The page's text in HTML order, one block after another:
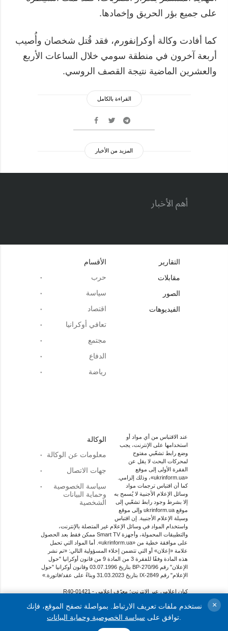
على جميع بؤر الحريق وإخمادها.
كما أفادت وكالة أوكرإنفورم، فقد قُتل شخصان وأُصيب
أربعة آخرون في منطقة سومي خلال الساعات الأربع
والعشرين الماضية نتيجة القصف الروسي.
القراءة بالكامل
المزيد من الأخبار
أهم الأخبار
الأقسام
حرب
سياسة
اقتصاد
تعافي أوكرانيا
مجتمع
الدفاع
رياضة
الوكالة
معلومات عن الوكالة
جهات الاتصال
سياسة الخصوصية
وحماية البيانات
الشخصية
التقارير
مقابلات
الصور
الفيديوهات
عند الاقتباس من أي مواد أو
استخدامها على الإنترنت، يجب
وضع رابط تشعّبي مفتوح
لمحركات البحث لا يقل عن
الفقرة الأولى إلى موقع
«ukrinform.ua»، وذلك إلزامي.
كما أن اقتباس ترجمات مواد
وسائل الإعلام الأجنبية لا يُسمح به
إلا بشرط وجود رابط تشعّبي إلى
موقع ukrinform.ua وإلى موقع
وسيلة الإعلام الأجنبية. إن اقتباس
واستخدام المواد في وسائل الإعلام غير المتصلة بالإنترنت،
والتطبيقات المحمولة، وأجهزة Smart TV ممكن فقط بعد الحصول
على موافقة خطية من «ukrinform.ua». أما المواد التي تحمل
علامة «إعلان» أو التي تتضمن إخلاء المسؤولية التالي: «تم نشر
هذه المادة وفقًا للفقرة 3 من المادة 9 من قانون أوكرانيا "حول
الإعلان" رقم 270/96-ВР بتاريخ 03.07.1996 وقانون أوكرانيا "حول
الإعلام" رقم 2849-IX بتاريخ 31.03.2023 وبناءً على عقد/فاتورة.»
كيان إعلامي عبر الإنترنت؛ معرّف اعلامي - R40-01421
© 2015-2026جميع الحقوق محفوظة لوكالة الأنباء الأوكرانية
الوطنية "أوكرإنفورم"
نستخدم ملفات تعريف الارتباط. بمواصلة تصفح الموقع، فإنك
توافق على سياسة الخصوصية وحماية البيانات
×